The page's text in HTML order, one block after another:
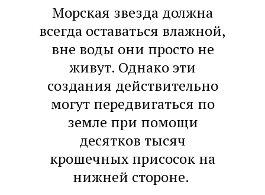
Морская звезда должна
всегда оставаться влажной,
вне воды они просто не
живут. Однако эти
создания действительно
могут передвигаться по
земле при помощи
десятков тысяч
крошечных присосок на
нижней стороне.